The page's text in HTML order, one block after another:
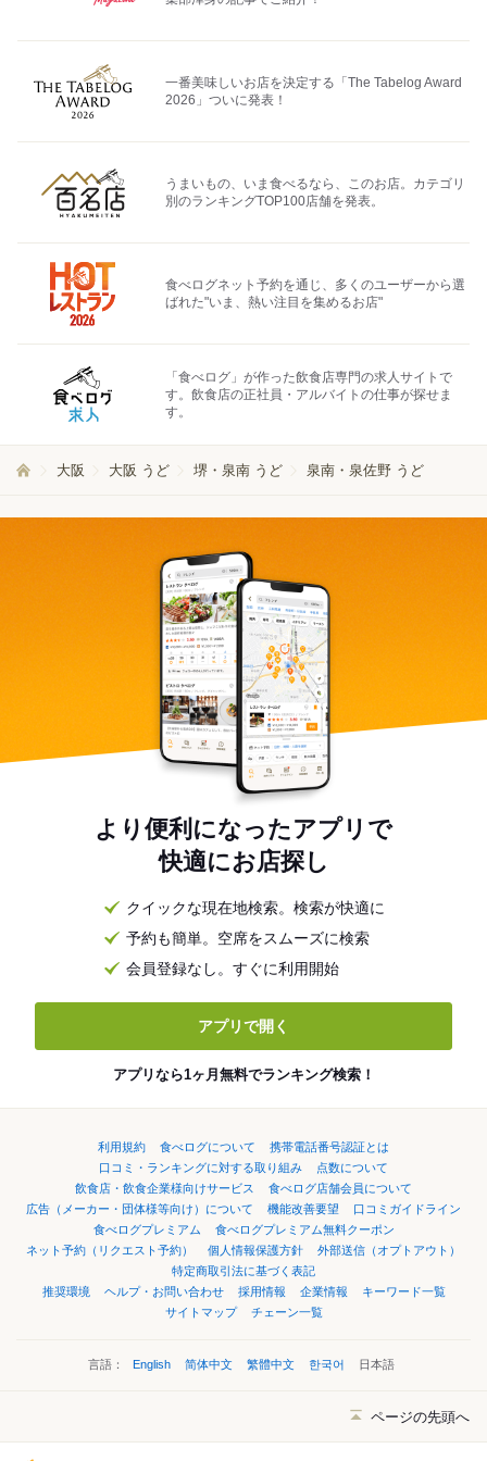
一番美味しいお店を決定する「The Tabelog Award
2026」ついに発表！
うまいもの、いま食べるなら、このお店。カテゴリ
別のランキングTOP100店舗を発表。
食べログネット予約を通じ、多くのユーザーから選
ばれた"いま、熱い注目を集めるお店"
「食べログ」が作った飲食店専門の求人サイトで
す。飲食店の正社員・アルバイトの仕事が探せま
す。
大阪 大阪 うど 堺・泉南 うど 泉南・泉佐野 うど
より便利になったアプリで
快適にお店探し
クイックな現在地検索。検索が快適に
予約も簡単。空席をスムーズに検索
会員登録なし。すぐに利用開始
アプリで開く
アプリなら1ヶ月無料でランキング検索！
利用規約 食べログについて
携帯電話番号認証とは
口コミ・ランキングに対する取り組み
点数について
飲食店・飲食企業様向けサービス
食べログ店舗会員について
広告（メーカー・団体様等向け）について
機能改善要望
口コミガイドライン
食べログプレミアム
食べログプレミアム無料クーポン
ネット予約（リクエスト予約）
個人情報保護方針
外部送信（オプトアウト）
特定商取引法に基づく表記
推奨環境
ヘルプ・お問い合わせ 採用情報 企業情報
キーワード一覧
サイトマップ
チェーン一覧
言語： English 简体中文 繁體中文 한국어 日本語
ページの先頭へ